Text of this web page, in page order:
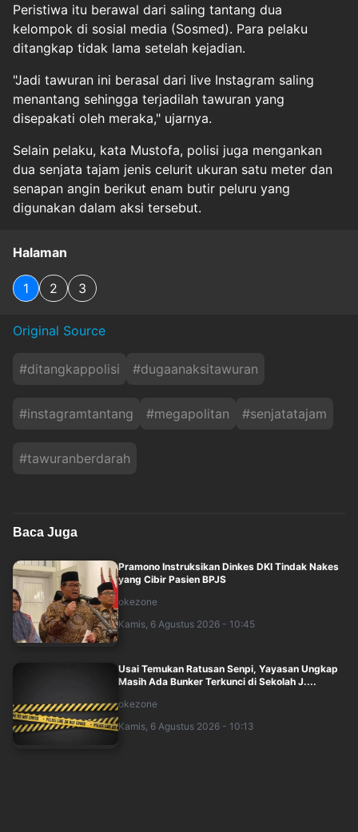
Peristiwa itu berawal dari saling tantang dua
kelompok di sosial media (Sosmed). Para pelaku
ditangkap tidak lama setelah kejadian.
"Jadi tawuran ini berasal dari live Instagram saling
menantang sehingga terjadilah tawuran yang
disepakati oleh meraka," ujarnya.
Selain pelaku, kata Mustofa, polisi juga mengankan
dua senjata tajam jenis celurit ukuran satu meter dan
senapan angin berikut enam butir peluru yang
digunakan dalam aksi tersebut.
Halaman
1 2 3
Original Source
#ditangkappolisi #dugaanaksitawuran
#instagramtantang #megapolitan #senjatatajam
#tawuranberdarah
Baca Juga
Pramono Instruksikan Dinkes DKI Tindak Nakes
yang Cibir Pasien BPJS
okezone
Kamis, 6 Agustus 2026 - 10:45
Usai Temukan Ratusan Senpi, Yayasan Ungkap
Masih Ada Bunker Terkunci di Sekolah J....
okezone
Kamis, 6 Agustus 2026 - 10:13